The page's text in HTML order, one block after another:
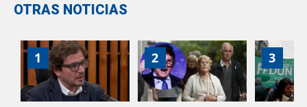
OTRAS NOTICIAS
1 2 3